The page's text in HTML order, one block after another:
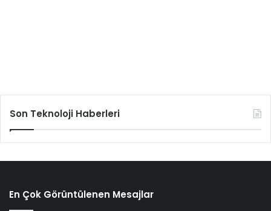
Son Teknoloji Haberleri
En Çok Görüntülenen Mesajlar